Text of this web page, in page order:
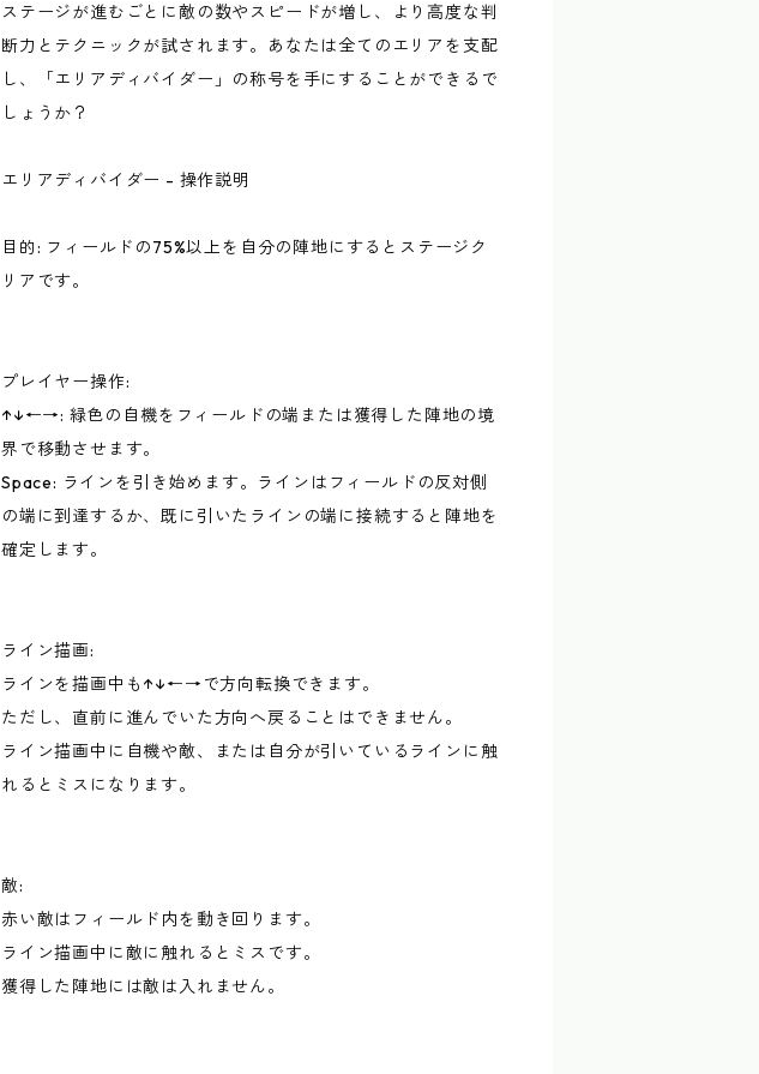
ステージが進むごとに敵の数やスピードが増し、より高度な判
断力とテクニックが試されます。あなたは全てのエリアを支配
し、「エリアディバイダー」の称号を手にすることができるで
しょうか？
エリアディバイダー - 操作説明
目的: フィールドの75%以上を自分の陣地にするとステージク
リアです。
プレイヤー操作:
↑↓←→: 緑色の自機をフィールドの端または獲得した陣地の境
界で移動させます。
Space: ラインを引き始めます。ラインはフィールドの反対側
の端に到達するか、既に引いたラインの端に接続すると陣地を
確定します。
ライン描画:
ラインを描画中も↑↓←→で方向転換できます。
ただし、直前に進んでいた方向へ戻ることはできません。
ライン描画中に自機や敵、または自分が引いているラインに触
れるとミスになります。
敵:
赤い敵はフィールド内を動き回ります。
ライン描画中に敵に触れるとミスです。
獲得した陣地には敵は入れません。